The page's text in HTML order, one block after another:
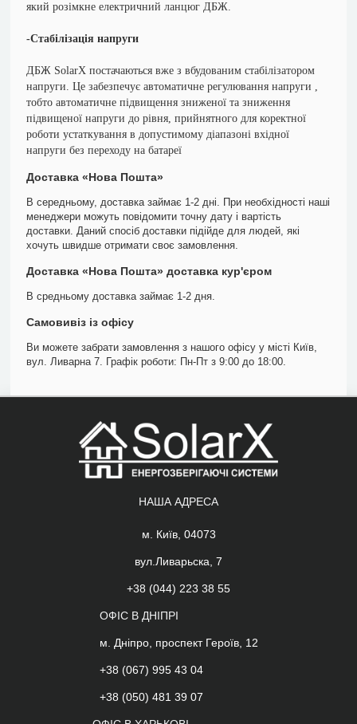
який розімкне електричний ланцюг ДБЖ.
-Стабілізація напруги
ДБЖ SolarX постачаються вже з вбудованим стабілізатором
напруги. Це забезпечує автоматичне регулювання напруги ,
тобто автоматичне підвищення зниженої та зниження
підвищеної напруги до рівня, прийнятного для коректної
роботи устаткування в допустимому діапазоні вхідної
напруги без переходу на батареї
Доставка «Нова Пошта»
В середньому, доставка займає 1-2 дні. При необхідності наші
менеджери можуть повідомити точну дату і вартість
доставки. Даний спосіб доставки підійде для людей, які
хочуть швидше отримати своє замовлення.
Доставка «Нова Пошта» доставка кур'єром
В средньому доставка займає 1-2 дня.
Самовивіз із офісу
Ви можете забрати замовлення з нашого офісу у місті Київ,
вул. Ливарна 7. Графік роботи: Пн-Пт з 9:00 до 18:00.
НАША АДРЕСА
м. Київ, 04073
вул.Ливарьска, 7
+38 (044) 223 38 55
ОФІС В ДНІПРІ
м. Дніпро, проспект Героїв, 12
+38 (067) 995 43 04
+38 (050) 481 39 07